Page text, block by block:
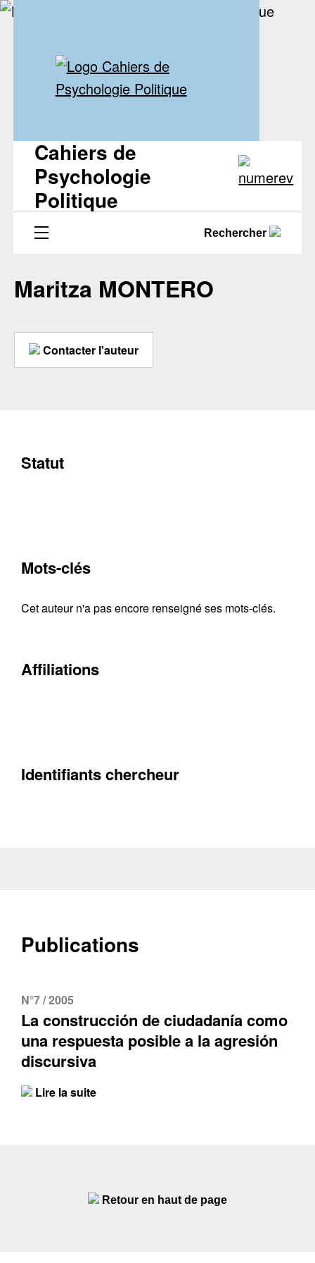
Cahiers de
Psychologie
Politique
Rechercher
Maritza MONTERO
Contacter l'auteur
Statut
Mots-clés
Cet auteur n'a pas encore renseigné ses mots-clés.
Affiliations
Identifiants chercheur
Publications
N°7 / 2005
La construcción de ciudadanía como
una respuesta posible a la agresión
discursiva
Lire la suite
Contacter
Retour en haut de page